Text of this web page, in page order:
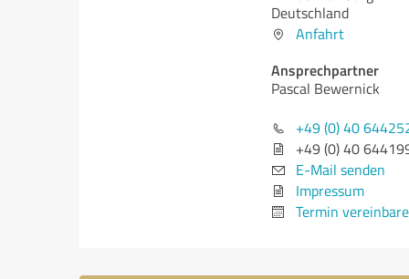
Deutschland
Anfahrt
Ansprechpartner
Pascal Bewernick
+49 (0) 40
+49 (0) 40
E-Mail senden
Impressum
Termin